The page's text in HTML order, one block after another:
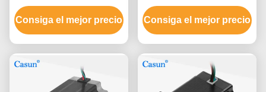
motor paso a paso Nema
23 para la automatización
mecánica
Consiga el mejor precio
paso 54 mm cuerpo 2.8A
maquinaria textil
Consiga el mejor precio